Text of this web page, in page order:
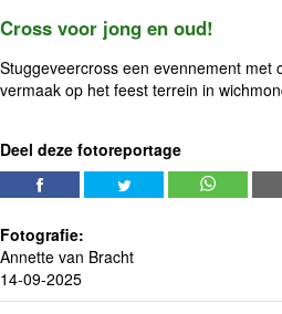
Cross voor jong en oud!
Stuggeveercross een evennement met
vermaak op het feest terrein in
Deel deze fotoreportage
Fotografie:
Annette van Bracht
14-09-2025